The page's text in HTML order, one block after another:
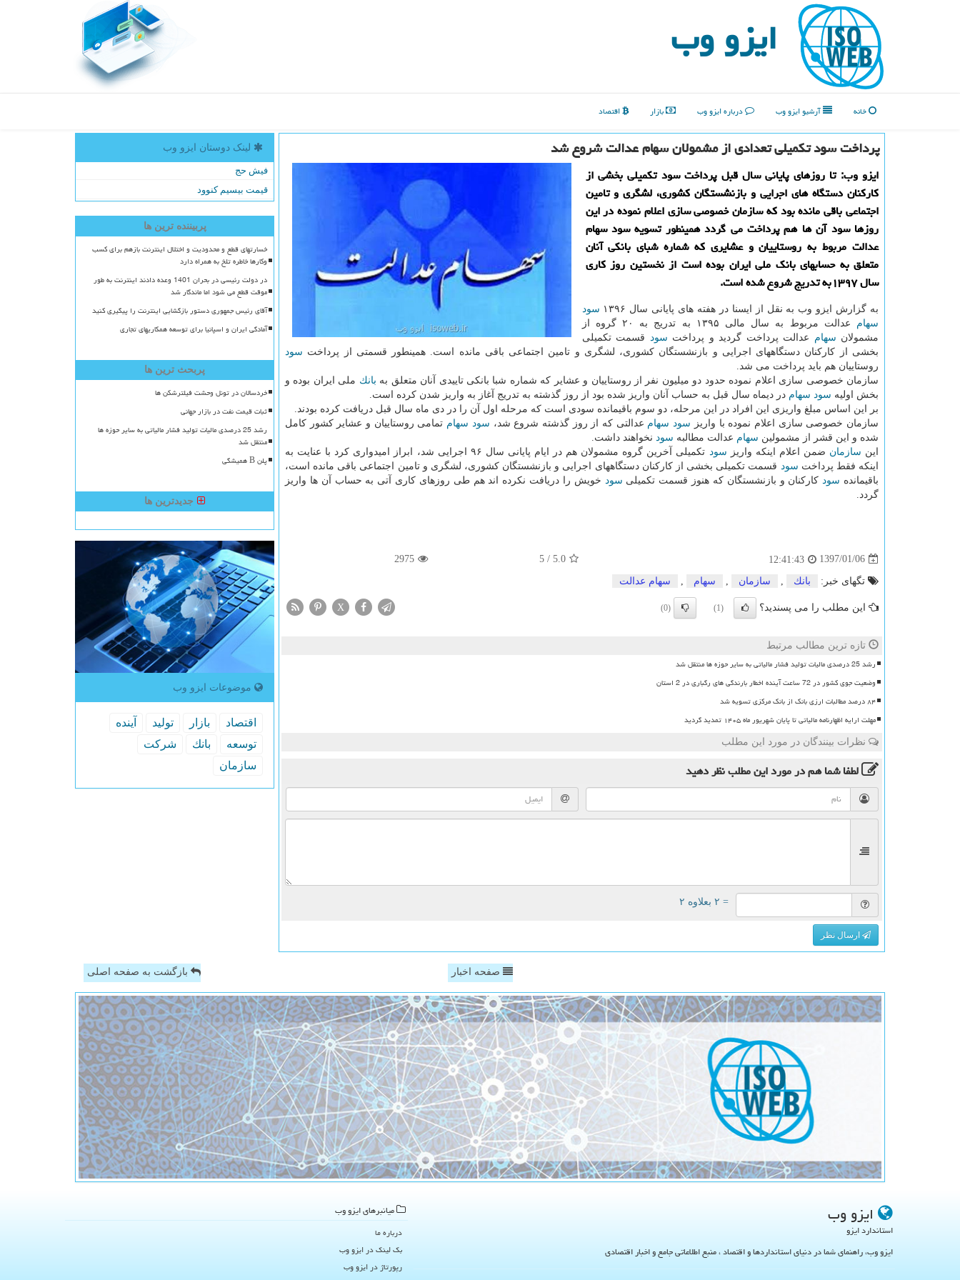
ایزو وب
خانه آرشیو ایزو وب درباره ایزو وب بازار اقتصاد
پرداخت سود تكمیلی تعدادی از مشمولان سهام عدالت شروع شد
ایزو وب: تا روزهای پایانی سال قبل پرداخت سود تكمیلی بخشی از
كاركنان دستگاه های اجرایی و بازنشستگان كشوری، لشگری و تامین
اجتماعی باقی مانده بود كه سازمان خصوصی سازی اعلام نموده در این
روزها سود آن ها هم پرداخت می گردد همینطور تسویه سود سهام
عدالت مربوط به روستاییان و عشایری كه شماره شبای بانكی آنان
متعلق به حسابهای بانك ملی ایران بوده است از نخستین روز كاری
سال ۱۳۹۷به تدریج شروع شده است.
به گزارش ایزو وب به نقل از ایسنا در هفته های پایانی سال ۱۳۹۶
سود
سهام
عدالت مربوط به سال مالی ۱۳۹۵ به تدریج به ۲۰ گروه از
مشمولان سهام عدالت پرداخت گردید و پرداخت سود قسمت تكمیلی
بخشی از كاركنان دستگاههای اجرایی و بازنشستگان كشوری، لشگری و تامین اجتماعی باقی مانده است. همینطور قسمتی از پرداخت سود
روستاییان هم باید پرداخت می شد.
سازمان خصوصی سازی اعلام نموده حدود دو میلیون نفر از روستاییان و عشایر كه شماره شبا بانكی تاییدی آنان متعلق به بانك ملی ایران بوده و
بخش اولیه سود سهام در دیماه سال قبل به حساب آنان واریز شده بود از روز گذشته به تدریج آغاز به واریز شدن كرده است.
بر این اساس مبلغ واریزی این افراد در این مرحله، دو سوم باقیمانده سودی است كه مرحله اول آن را در دی ماه سال قبل دریافت كرده بودند.
سازمان خصوصی سازی اعلام نموده با واریز سود سهام عدالتی كه از روز گذشته شروع شد، سود سهام تمامی روستاییان و عشایر كشور كامل
شده و این قشر از مشمولین سهام عدالت مطالبه سود نخواهند داشت.
این سازمان ضمن اعلام اینكه واریز سود
تكمیلی آخرین گروه مشمولان هم در ایام پایانی سال ۹۶ اجرایی شد، ابراز امیدواری كرد با عنایت به
اینكه فقط پرداخت سود قسمت تكمیلی بخشی از كاركنان دستگاههای اجرایی و بازنشستگان كشوری، لشگری و تامین اجتماعی باقی مانده است،
باقیمانده سودكاركنان و بازنشستگان كه هنوز قسمت تكمیلی سود خویش را دریافت نكرده اند هم طی روزهای كاری آتی به حساب آن ها واریز
گردد.
1397/01/06
12:41:43
5.0
/
5
2975
تگهای خبر: بانك سازمان سهام سهام عدالت
این مطلب را می پسندید؟ (1)
(0)
X
تازه ترین مطالب مرتبط
رشد 25 درصدی مالیات تولید فشار مالیاتی به سایر حوزه ها منتقل شد
وضعیت جوی کشور در 72 ساعت آینده اخطار بارندگی های رگباری در 2 استان
۸۴ درصد مطالبات ارزی بانک از بانک مرکزی تسویه شد
مهلت ارایه اظهارنامه مالیاتی تا پایان شهریور ماه ۱۴۰۵ تمدید گردید
نظرات بینندگان در مورد این مطلب
لطفا شما همدر مورد این مطلبنظر دهید
= ۲ بعلاوه ۲
ارسال نظر
لینک دوستان ایزو وب
فیش حج
قیمت بیسیم کنوود
پربیننده ترین ها
خسارتهای قطع و محدودیت و اختلال اینترنت بازهم برای کسب
وکارها خاطره تلخ به همراه دارد
در دولت رئیسی در بحران 1401 وعده دادند اینترنت به طور
موقت قطع می شود اما ماندگار شد
آقای رئیس جمهوری دستور بازگشایی اینترنت را پیگیری کنید
آمادگی ایران و اسپانیا برای توسعه همکاریهای تجاری
پربحث ترین ها
خردسالان در تونل وحشت فیلترشکن ها
ثبات قیمت نفت در بازار جهانی
رشد 25 درصدی مالیات تولید فشار مالیاتی به سایر حوزه ها
منتقل شد
پلن B همیشگی
جدیدترین ها
موضوعات ایزو وب
اقتصاد بازار تولید
آینده
توسعه
بانك
شركت
سازمان
صفحه اخبار بازگشت به صفحه اصلی
ایزو وب
استاندارد ایزو
ایزو وب، راهنمای شما در دنیای استانداردها و اقتصاد ، منبع اطلاعاتی جامع و اخبار اقتصادی
میانبرهای ایزو وب
درباره ما
بک لینک در ایزو وب
رپورتاژ در ایزو وب